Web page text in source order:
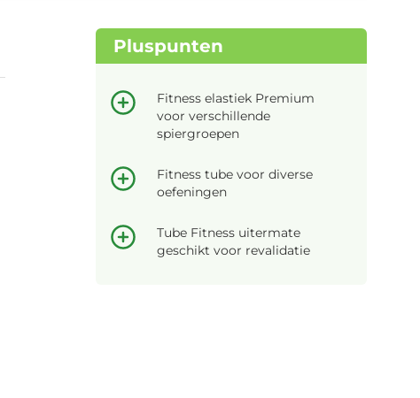
Pluspunten
Fitness elastiek Premium
voor verschillende
spiergroepen
Fitness tube voor diverse
oefeningen
Tube Fitness uitermate
geschikt voor revalidatie